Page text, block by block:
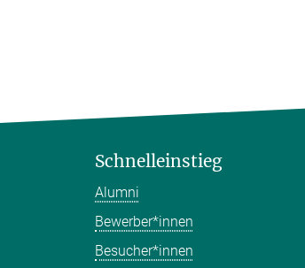
Schnelleinstieg
Alumni
Bewerber*innen
Besucher*innen